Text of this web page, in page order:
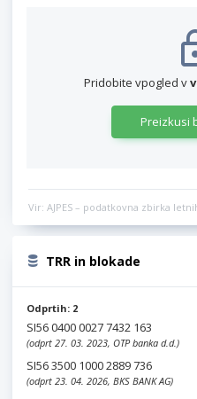
Pridobite vpogled v
Preizkusi
Vir: AJPES – podatkovna zbirka
TRR in blokade
Odprtih: 2
SI56 0400 0027 7432 163
(odprt 27. 03. 2023, OTP banka d.d.)
SI56 3500 1000 2889 736
(odprt 23. 04. 2026, BKS BANK AG)